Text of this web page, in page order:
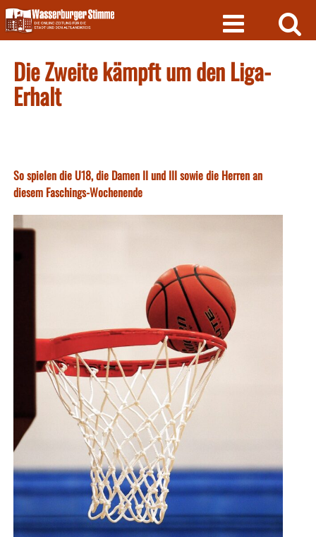
Skip
to
content
Die Zweite kämpft um den Liga-
Erhalt
So spielen die U18, die Damen II und III sowie die Herren an
diesem Faschings-Wochenende